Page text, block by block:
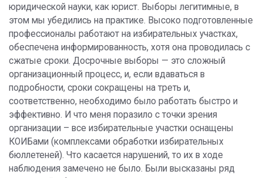
юридической науки, как юрист. Выборы легитимные, в
этом мы убедились на практике. Высоко подготовленные
профессионалы работают на избирательных участках,
обеспечена информированность, хотя она проводилась с
сжатые сроки. Досрочные выборы — это сложный
организационный процесс, и, если вдаваться в
подробности, сроки сокращены на треть и,
соответственно, необходимо было работать быстро и
эффективно. И что меня поразило с точки зрения
организации – все избирательные участки оснащены
КОИБами (комплексами обработки избирательных
бюллетеней). Что касается нарушений, то их в ходе
наблюдения замечено не было. Были высказаны ряд